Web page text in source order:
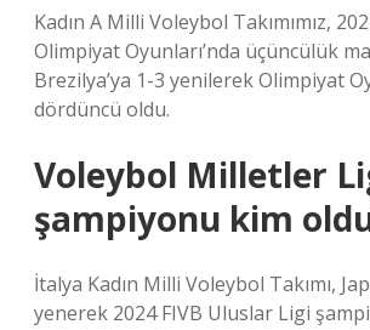
Kadın A Milli Voleybol Takımımız,
Olimpiyat Oyunları’nda üçüncülük
Brezilya’ya 1-3 yenilerek Olimpiyat
dördüncü oldu.
Voleybol Milletler
şampiyonu kim
İtalya Kadın Milli Voleybol Takımı,
yenerek 2024 FIVB Uluslar Ligi